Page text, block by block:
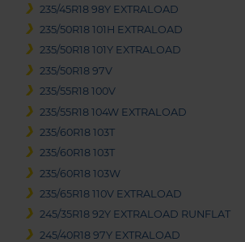
235/45R18 98Y EXTRALOAD
235/50R18 101H EXTRALOAD
235/50R18 101Y EXTRALOAD
235/50R18 97V
235/55R18 100V
235/55R18 104W EXTRALOAD
235/60R18 103T
235/60R18 103T
235/60R18 103W
235/65R18 110V EXTRALOAD
245/35R18 92Y EXTRALOAD RUNFLAT
245/40R18 97Y EXTRALOAD